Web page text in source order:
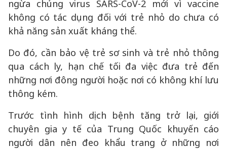
ngừa chủng virus SARS-CoV-2 mới vì vaccine
không có tác dụng đối với trẻ nhỏ do chưa có
khả năng sản xuất kháng thể.
Do đó, cần bảo vệ trẻ sơ sinh và trẻ nhỏ thông
qua cách ly, hạn chế tối đa việc đưa trẻ đến
những nơi đông người hoặc nơi có không khí lưu
thông kém.
Trước tình hình dịch bệnh tăng trở lại, giới
chuyên gia y tế của Trung Quốc khuyến cáo
người dân nên đeo khẩu trang ở những nơi